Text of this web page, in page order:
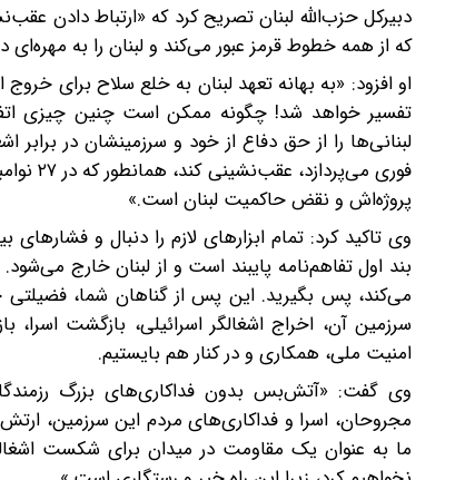
دبیرکل حزب‌الله لبنان تصریح کرد که «ارتباط دادن
که از همه خطوط قرمز عبور می‌کند و لبنان را به
او افزود: «به بهانه تعهد لبنان به خلع سلاح برای خروج
تفسیر خواهد شد! چگونه ممکن است چنین چیزی
لبنانی‌ها را از حق دفاع از خود و سرزمینشان در
پروژه‌اش و نقض حاکمیت لبنان است.»
وی تاکید کرد: تمام ابزارهای لازم را دنبال و
بند اول تفاهم‌نامه پایبند است و از لبنان خارج
می‌کند، پس بگیرید. این پس از گناهان شما، فضیلتی
سرزمین آن، اخراج اشغالگر اسرائیلی، بازگشت
امنیت ملی، همکاری و در کنار هم بایستیم.
وی گفت: «آتش‌بس بدون فداکاری‌های بزرگ رزمندگان
مجروحان، اسرا و فداکاری‌های مردم این سرزمین،
ما به عنوان یک مقاومت در میدان برای شکست